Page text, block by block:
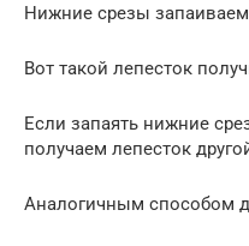
Нижние срезы
Вот такой лепесток
Если запаять нижние
получаем лепесток
Аналогичным способом